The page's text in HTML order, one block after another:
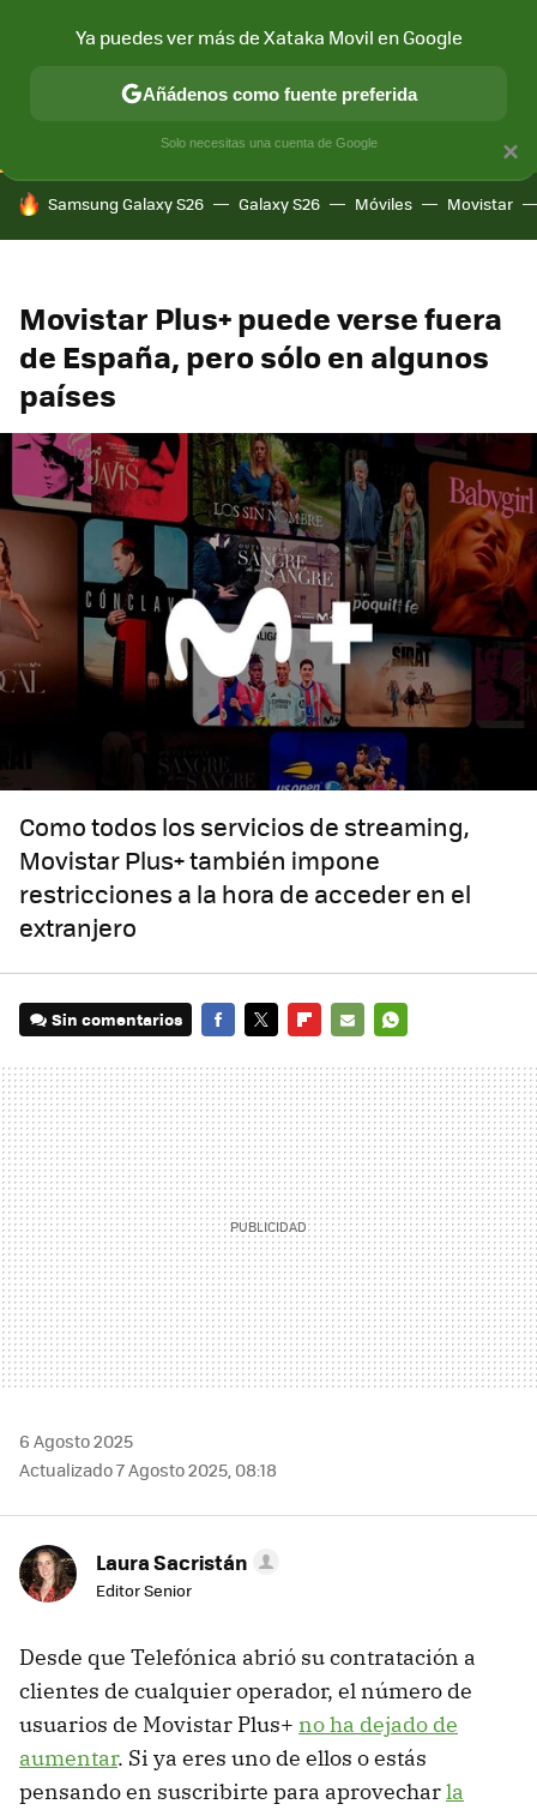
CONECTIVIDAD MÓVIL Y SOCIEDAD APLICACIONES
HOY SE HABLA DE
Samsung Galaxy S26 Galaxy S26 Móviles Movistar
Movistar Plus+ puede verse fuera
de España, pero sólo en algunos
países
Como todos los servicios de streaming,
Movistar Plus+ también impone
restricciones a la hora de acceder en el
extranjero
Sin comentarios
MAIL
6 Agosto 2025
Actualizado 7 Agosto 2025, 08:18
Laura Sacristán
Editor Senior
Desde que Telefónica abrió su contratación a
clientes de cualquier operador, el número de
usuarios de Movistar Plus+ no ha dejado de
aumentar. Si ya eres uno de ellos o estás
pensando en suscribirte para aprovecharla
×
Ya puedes ver más de Xataka Movil en Google
Añádenos como fuente preferida
Solo necesitas una cuenta de Google